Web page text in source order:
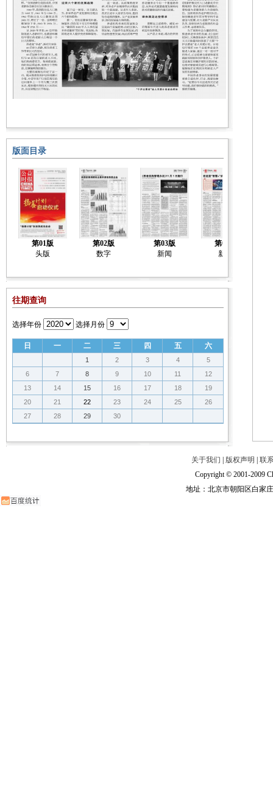
版面目录
第01版
头版
第02版
数字
第03版
新闻
第04版
新闻
往期查询
选择年份 选择月份
日 一 二 三 四 五 六
1 2 3 4
5
6
7 8 9 10 11
12
13
14 15 16 17 18
19
20
21 22 23 24 25
26
27
28 29 30
关于我们 版权声明
联
Copyright © 2001-2009
地址：北京市朝阳区白家